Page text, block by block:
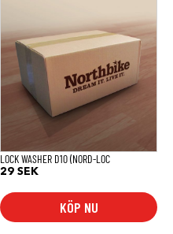
LOCK WASHER D10 (NORD-LOC
29 SEK
KÖP NU